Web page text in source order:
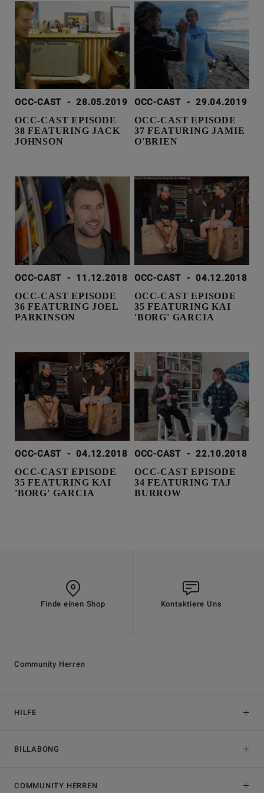
OCC-CAST - 28.05.2019
OCC-CAST EPISODE
38 FEATURING JACK
JOHNSON
OCC-CAST - 29.04.2019
OCC-CAST EPISODE
37 FEATURING JAMIE
O'BRIEN
OCC-CAST - 11.12.2018
OCC-CAST EPISODE
36 FEATURING JOEL
PARKINSON
OCC-CAST - 04.12.2018
OCC-CAST EPISODE
35 FEATURING KAI
'BORG' GARCIA
OCC-CAST - 04.12.2018
OCC-CAST EPISODE
35 FEATURING KAI
'BORG' GARCIA
OCC-CAST - 22.10.2018
OCC-CAST EPISODE
34 FEATURING TAJ
BURROW
Finde einen Shop Kontaktiere Uns
HILFE
BILLABONG
Community Herren
COMMUNITY HERREN